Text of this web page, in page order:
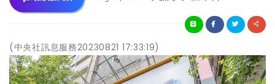
(中央社訊息服務20230821 17:33:19)